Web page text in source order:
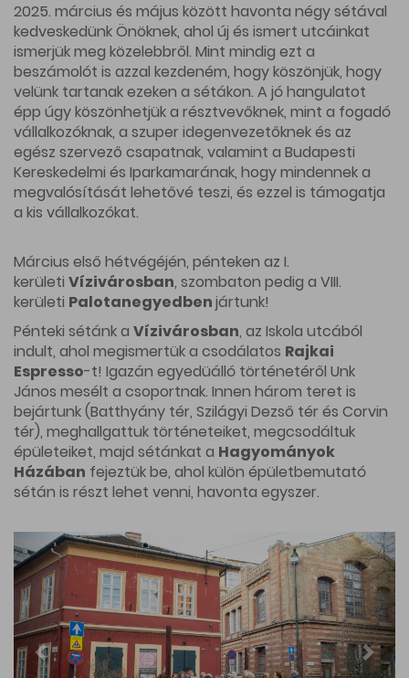
2025. március és május között havonta négy sétával
kedveskedünk Önöknek, ahol új és ismert utcáinkat
ismerjük meg közelebbről. Mint mindig ezt a
beszámolót is azzal kezdeném, hogy köszönjük, hogy
velünk tartanak ezeken a sétákon. A jó hangulatot
épp úgy köszönhetjük a résztvevőknek, mint a fogadó
vállalkozóknak, a szuper idegenvezetőknek és az
egész szervező csapatnak, valamint a Budapesti
Kereskedelmi és Iparkamarának, hogy mindennek a
megvalósítását lehetővé teszi, és ezzel is támogatja
a kis vállalkozókat.
Március első hétvégéjén, pénteken az I.
kerületi Vízivárosban, szombaton pedig a VIII.
kerületi Palotanegyedbenjártunk!
Pénteki sétánk a Vízivárosban, az Iskola utcából
indult, ahol megismertük a csodálatos Rajkai
Espresso-t! Igazán egyedüálló történetéről Unk
János mesélt a csoportnak. Innen három teret is
bejártunk (Batthyány tér, Szilágyi Dezső tér és Corvin
tér), meghallgattuk történeteiket, megcsodáltuk
épületeiket, majd sétánkat a Hagyományok
Házában fejeztük be, ahol külön épületbemutató
sétán is részt lehet venni, havonta egyszer.